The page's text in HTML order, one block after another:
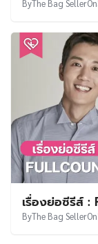
เรื่องย่อซีรีส์
The Bag SellerOn